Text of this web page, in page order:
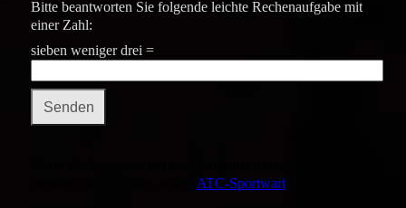
Bitte beantworten Sie folgende leichte Rechenaufgabe mit
einer Zahl:
sieben weniger drei =
ATC-Sportwart